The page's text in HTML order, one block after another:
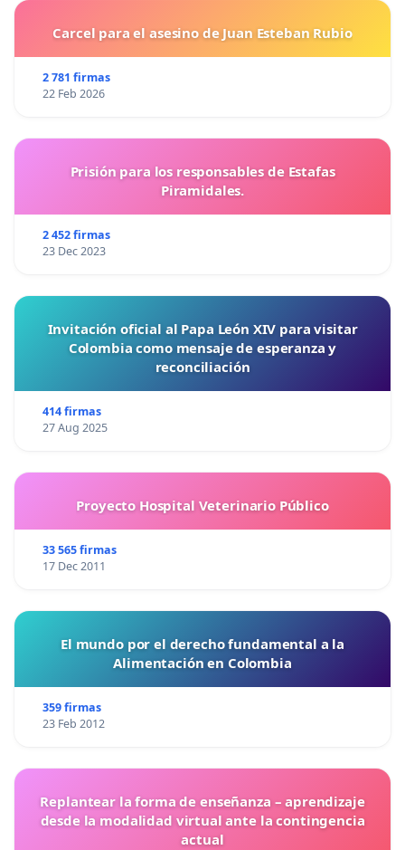
Carcel para el asesino de Juan Esteban Rubio
2 781 firmas
22 Feb 2026
Prisión para los responsables de Estafas
Piramidales.
2 452 firmas
23 Dec 2023
Invitación oficial al Papa León XIV para visitar
Colombia como mensaje de esperanza y
reconciliación
414 firmas
27 Aug 2025
Proyecto Hospital Veterinario Público
33 565 firmas
17 Dec 2011
El mundo por el derecho fundamental a la
Alimentación en Colombia
359 firmas
23 Feb 2012
Replantear la forma de enseñanza – aprendizaje
desde la modalidad virtual ante la contingencia
actual